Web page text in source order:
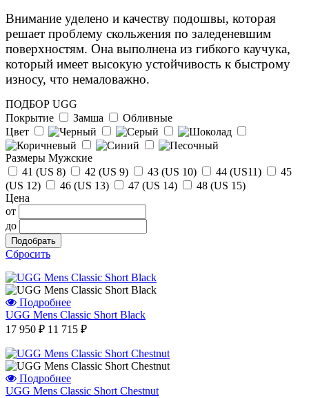
г.Барнаул
Внимание уделено и качеству подошвы, которая
решает проблему скольжения по заледеневшим
поверхностям. Она выполнена из гибкого каучука,
который имеет высокую устойчивость к быстрому
износу, что немаловажно.
ПОДБОР UGG
Покрытие
Замша
Обливные
Цвет
Размеры Мужские
41 (US 8)
42 (US 9) 43 (US 10) 44 (US11)
45
(US 12)
46 (US 13) 47 (US 14)
48 (US 15)
Цена
от
до
Сбросить
Подробнее
UGG Mens Classic Short Black
17 950 ₽ 11 715 ₽
Подробнее
UGG Mens Classic Short Chestnut